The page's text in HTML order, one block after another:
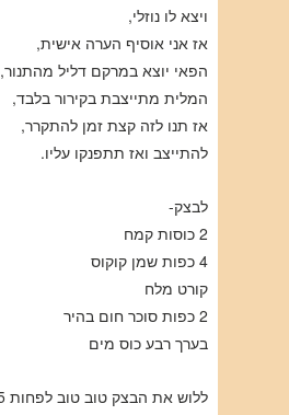
ויצא לו נוזלי,
אז אני אוסיף הערה אישית,
הפאי יוצא במרקם דליל מהתנור,
המלית מתייצבת בקירור בלבד,
אז תנו לזה קצת זמן להתקרר,
להתייצב ואז תתפנקו עליו.
לבצק-
2 כוסות קמח
4 כפות שמן קוקוס
קורט מלח
2 כפות סוכר חום בהיר
בערך רבע כוס מים